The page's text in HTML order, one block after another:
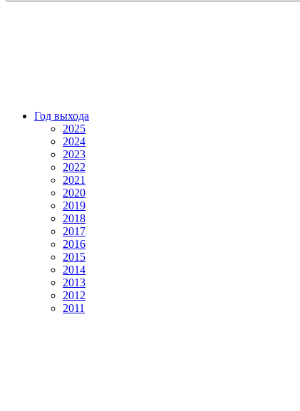
Год выхода
2025
2024
2023
2022
2021
2020
2019
2018
2017
2016
2015
2014
2013
2012
2011